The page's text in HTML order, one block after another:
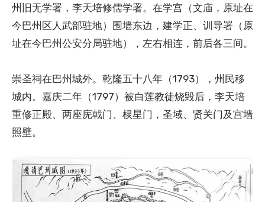
州旧无学署，李天培修儒学署。在学宫（文庙，原址在
今巴州区人武部驻地）围墙东边，建学正、训导署（原
址在今巴州公安分局驻地），左右相连，前后各三间。
崇圣祠在巴州城外。乾隆五十八年（1793），州民移
城内。嘉庆二年（1797）被白莲教徒烧毁后，李天培
重修正殿、两座庑戟门、棂星门，圣域、贤关门及宫墙
照壁。